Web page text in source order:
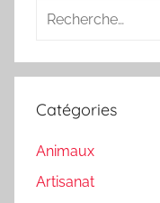
Catégories
Animaux
Artisanat